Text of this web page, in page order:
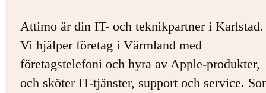
Attimo är din IT- och teknikpartner i Karlstad.
Vi hjälper företag i Värmland med
företagstelefoni och hyra av Apple-produkter,
och sköter IT-tjänster, support och service.